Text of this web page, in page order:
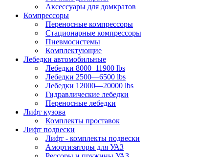
Аксессуары для домкратов
Компрессоры
Переносные компрессоры
Стационарные компрессоры
Пневмосистемы
Комплектующие
Лебедки автомобильные
Лебедки 8000–11900 lbs
Лебедки 2500—6500 lbs
Лебедки 12000—20000 lbs
Гидравлические лебедки
Переносные лебедки
Лифт кузова
Комплекты проставок
Лифт подвески
Лифт - комплекты подвески
Амортизаторы для УАЗ